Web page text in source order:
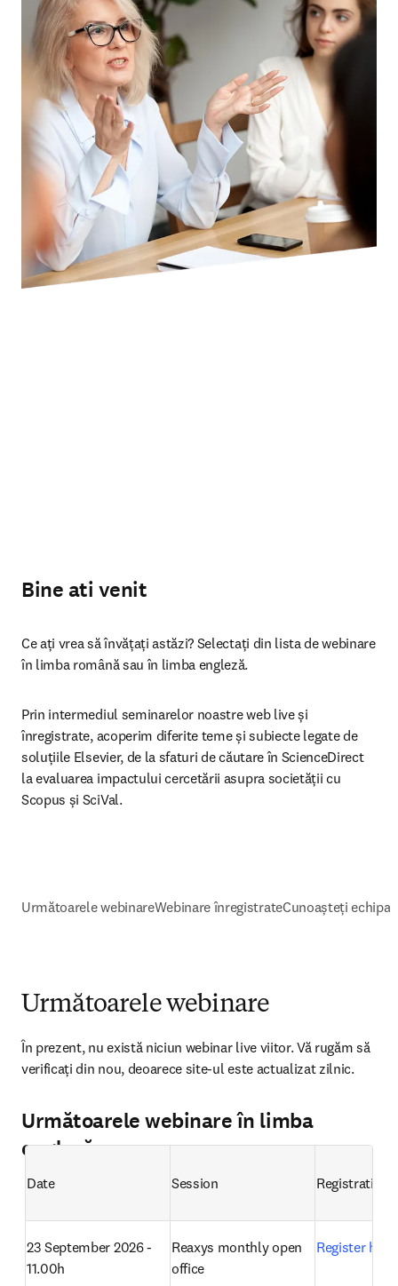
Bine ati venit
Ce ați vrea să învățați astăzi? Selectați din lista de webinare
în limba română sau în limba engleză.
Prin intermediul seminarelor noastre web live și
înregistrate, acoperim diferite teme și subiecte legate de
soluțiile Elsevier, de la sfaturi de căutare în ScienceDirect
la evaluarea impactului cercetării asupra societății cu
Scopus și SciVal.
Următoarele webinareWebinare înregistrateCunoașteți echipa
Următoarele webinare
În prezent, nu există niciun webinar live viitor. Vă rugăm să
verificați din nou, deoarece site-ul este actualizat zilnic.
Următoarele webinare în limba
engleză
Date Session Registration
23 September 2026 -
11.00h
Reaxys monthly open
office
Register here